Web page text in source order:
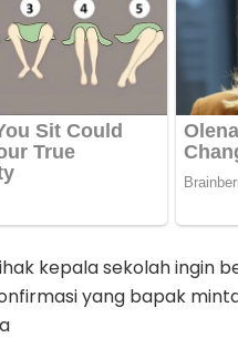
kepala sekolah ingin
yang bapak